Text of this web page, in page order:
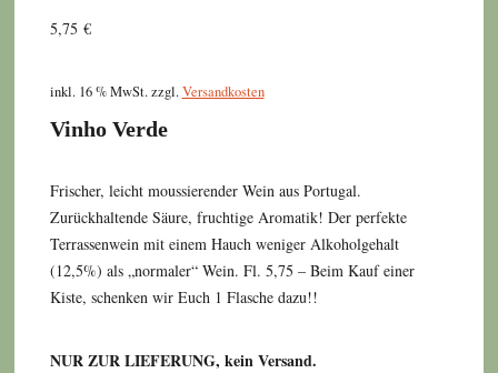
5,75 €
inkl. 16 % MwSt. zzgl.Versandkosten
Vinho Verde
Frischer, leicht moussierender Wein aus Portugal.
Zurückhaltende Säure, fruchtige Aromatik! Der perfekte
Terrassenwein mit einem Hauch weniger Alkoholgehalt
(12,5%) als „normaler“ Wein. Fl. 5,75 – Beim Kauf einer
Kiste, schenken wir Euch 1 Flasche dazu!!
NUR ZUR LIEFERUNG, kein Versand.